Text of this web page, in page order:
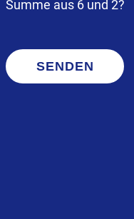
Summe aus 6 und 2?
SENDEN